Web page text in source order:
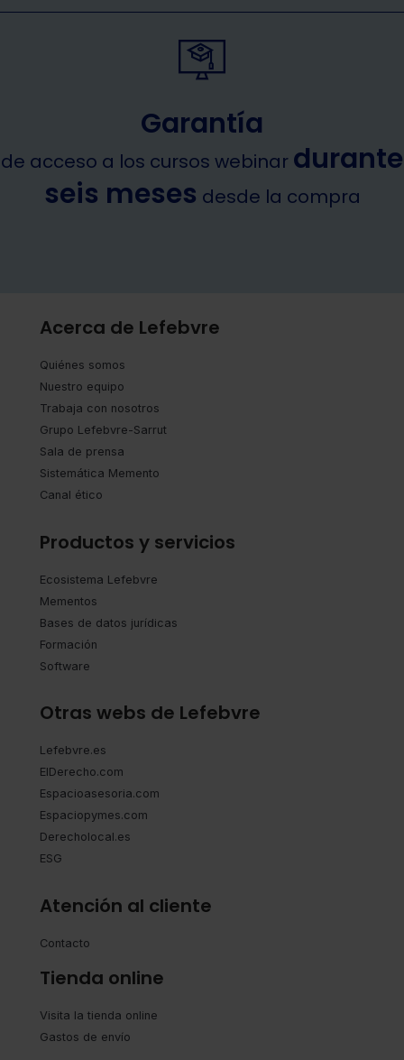
Garantía
de acceso a los cursos webinar durante
seis meses desde la compra
Acerca de Lefebvre
Quiénes somos
Nuestro equipo
Trabaja con nosotros
Grupo Lefebvre-Sarrut
Sala de prensa
Sistemática Memento
Canal ético
Productos y servicios
Ecosistema Lefebvre
Mementos
Bases de datos jurídicas
Formación
Software
Otras webs de Lefebvre
Lefebvre.es
ElDerecho.com
Espacioasesoria.com
Espaciopymes.com
Derecholocal.es
ESG
Atención al cliente
Contacto
Tienda online
Visita la tienda online
Gastos de envío